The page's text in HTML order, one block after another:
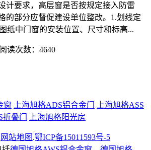
计要求，高层窗是否按规定接入防雷
的部分应督促建设单位整改。1.划线定
纸中门窗的安装位置、尺寸和标高...
读次数：4640
窗 上海旭格ADS铝合金门
上海旭格ASS
折叠门 上海旭格阳光房
网站地图 .鄂ICP备15011593号-5